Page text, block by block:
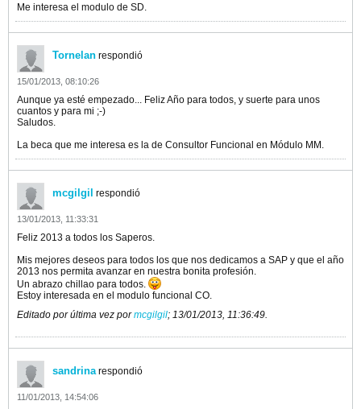
Me interesa el modulo de SD.
Tornelan respondió
15/01/2013, 08:10:26
Aunque ya esté empezado... Feliz Año para todos, y suerte para unos
cuantos y para mi ;-)
Saludos.
La beca que me interesa es la de Consultor Funcional en Módulo MM.
mcgilgil respondió
13/01/2013, 11:33:31
Feliz 2013 a todos los Saperos.
Mis mejores deseos para todos los que nos dedicamos a SAP y que el año
2013 nos permita avanzar en nuestra bonita profesión.
Un abrazo chillao para todos.
Estoy interesada en el modulo funcional CO.
Editado por última vez pormcgilgil; 13/01/2013, 11:36:49.
sandrinarespondió
11/01/2013, 14:54:06